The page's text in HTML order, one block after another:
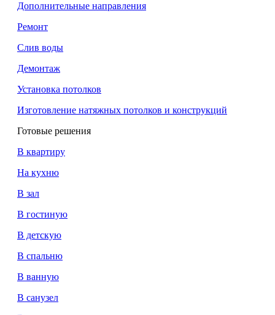
Дополнительные направления
Ремонт
Слив воды
Демонтаж
Установка потолков
Изготовление натяжных потолков и конструкций
Готовые решения
В квартиру
На кухню
В зал
В гостиную
В детскую
В спальню
В ванную
В санузел